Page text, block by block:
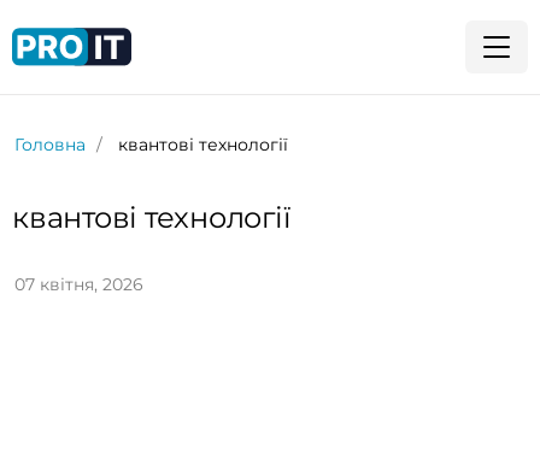
Головна квантові технології
квантові технології
07 квітня, 2026